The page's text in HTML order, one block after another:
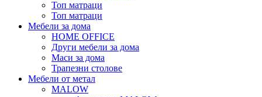
Топ матраци
Топ матраци
Мебели за дома
HOME OFFICE
Други мебели за дома
Маси за дома
Трапезни столове
Мебели от метал
MALOW